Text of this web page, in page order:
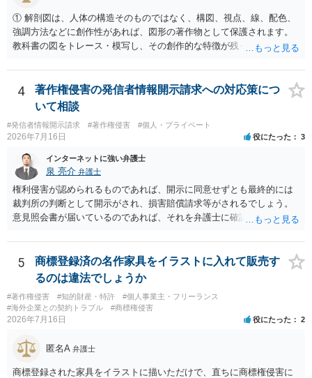
等は別として、一般的なレイアウトや配色、依頼者から提供された素
材を希望に沿って配置した部分には、通常、著作物性は認められにく
いと考えられます。仮に具体的な画面構成の一部に創作性が認められ
ても、その権利は当該部分に限られ、ご相談者の写真や文章等を制作
の同意があれば別です。また、単に制作を担当した事実を記載した
り、公開中のサイトへリンクしたりする行為まで当然に禁止できると
様、掲載目的、態様、必要性、本人の特定可能性等から判断されま
める方向の事情となりますが、自動的に肖像権侵害となるわけではあ
りません。 まず、見積書、メール、チャット、デザイナーの利用規約
を確認したうえで、「提供素材及びこれを含む画面の複製・SNS掲載
を許諾しない」と書面で明確に通知することをお勧めします。すでに
掲載された場合は、URL、掲載日時、画面を保存してから削除を求め
① 解剖図は、人体の構造そのものではなく、構図、視点、線、配色、
強調方法などに創作性があれば、図形の著作物として保護されます。
教科書の図をトレース・模写し、その創作的な特徴が残っていれば、
も、SNSへの公開は私的使用には当たりません。 ② 出典を記載するだ
けでは、適法な引用にはなりません。自分の説明や批評が主で、図が
その説明に必要な従たる資料であること、引用部分が明確に区別さ
れ、必要な範囲に限られていることなどが必要です。勉強ノートの教
材として図そのものを中心的に掲載する場合、引用と認められにくい
でしょう。 文章についても、単に所々表現を変えただけで適法になる
とは限りません。医学上の事実を理解したうえで、ご自身の表現と構
成でまとめる必要があります。 安全にSNSで公開するには、教科書の
図をトレース・模写した部分は掲載せず、人体の構造という事実を基
に、自分で構図や表現を工夫して作図する方法が考えられます。ま
た、改変・SNS掲載が認められたオープンライセンス素材を、利用条
件に従って使う方法もあります。トレースした図を残したい場合は、
自分だけの学習用にとどめるのが安全です。
4
著作権侵害の発信者情報開示請求への対応策につ
いて相談
#発信者情報開示請求 #著作権侵害 #個人・プライベート
2026年7月16日 役にたった 3
インターネットに強い弁護士
泉 亮介 弁護士
権利侵害が認められるものであれば、開示に同意せずとも最終的には
裁判所の判断として開示がされ、損害賠償請求等がされるでしょう。
意見照会書が届いているのであれば、それを弁護士に確認してもらっ
いかと思われます。
5
商標登録済の名作家具をイラストに入れて販売す
るのは違法でしょうか
#著作権侵害 #知的財産・特許
#個人事業主・フリーランス
#海外企業との契約トラブル
#商標権侵害
2026年7月16日 役にたった 2
匿名A 弁護士
商標登録された家具をイラストに描いただけで、直ちに商標権侵害に